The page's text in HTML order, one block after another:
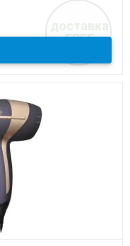
доставка
FREE